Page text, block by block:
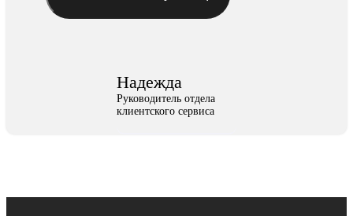
Надежда
Руководитель отдела
клиентского сервиса